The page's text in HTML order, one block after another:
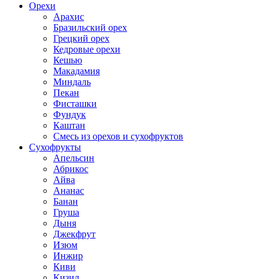
Орехи
Арахис
Бразильский орех
Грецкий орех
Кедровые орехи
Кешью
Макадамия
Миндаль
Пекан
Фисташки
Фундук
Каштан
Смесь из орехов и сухофруктов
Сухофрукты
Апельсин
Абрикос
Айва
Ананас
Банан
Груша
Дыня
Джекфрут
Изюм
Инжир
Киви